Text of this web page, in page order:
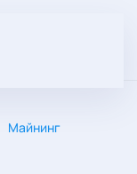
Майнинг